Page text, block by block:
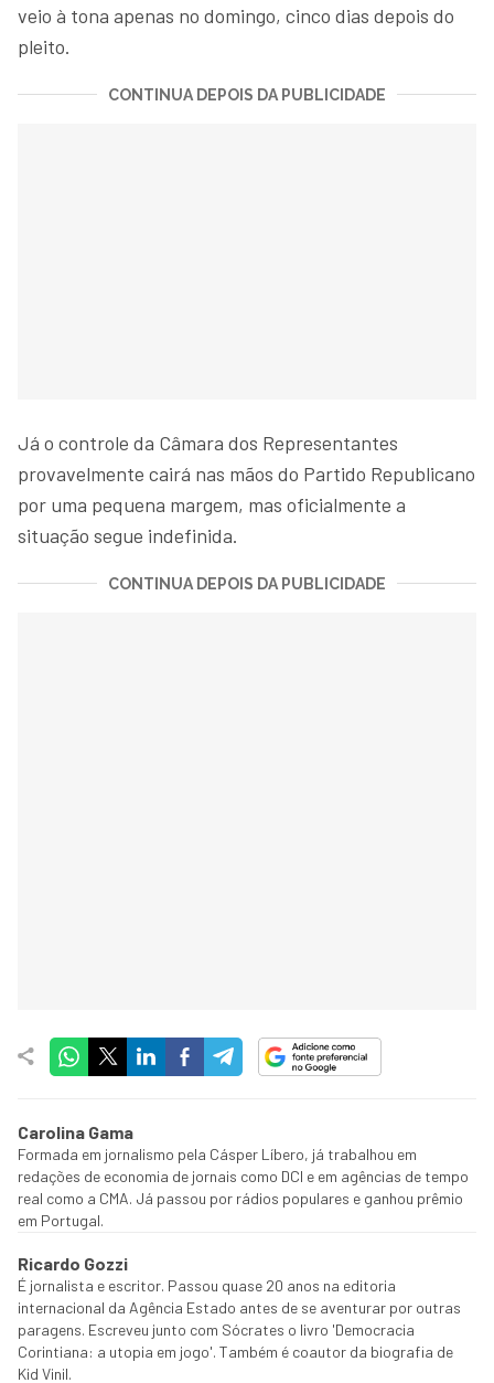
veio à tona apenas no domingo, cinco dias depois do
pleito.
CONTINUA DEPOIS DA PUBLICIDADE
Já o controle da Câmara dos Representantes
provavelmente cairá nas mãos do Partido Republicano
por uma pequena margem, mas oficialmente a
situação segue indefinida.
CONTINUA DEPOIS DA PUBLICIDADE
Carolina Gama
Formada em jornalismo pela Cásper Líbero, já trabalhou em
redações de economia de jornais como DCI e em agências de tempo
real como a CMA. Já passou por rádios populares e ganhou prêmio
em Portugal.
Ricardo Gozzi
É jornalista e escritor. Passou quase 20 anos na editoria
internacional da Agência Estado antes de se aventurar por outras
paragens. Escreveu junto com Sócrates o livro 'Democracia
Corintiana: a utopia em jogo'. Também é coautor da biografia de
Kid Vinil.